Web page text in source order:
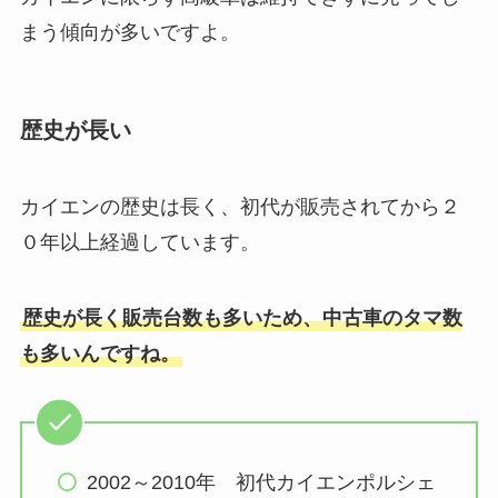
まう傾向が多いですよ。
歴史が長い
カイエンの歴史は長く、初代が販売されてから２
０年以上経過しています。
歴史が長く販売台数も多いため、中古車のタマ数
も多いんですね。
2002～2010年 初代カイエンポルシェ